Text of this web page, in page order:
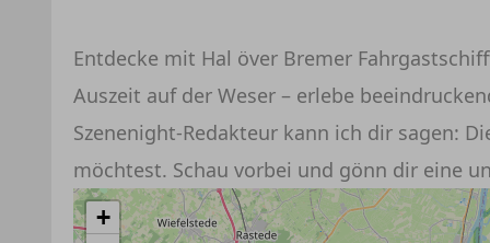
Entdecke mit Hal över Bremer
Auszeit auf der Weser – erlebe
Szenenight-Redakteur kann ich dir sagen:
möchtest. Schau vorbei und gönn dir eine
+